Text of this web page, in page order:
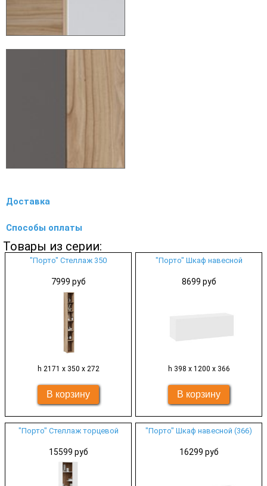
Доставка
Способы оплаты
Товары из серии:
"Порто" Стеллаж 350
7999 руб
h 2171 х 350 х 272
"Порто" Шкаф навесной
8699 руб
h 398 х 1200 х 366
"Порто" Стеллаж торцевой
15599 руб
"Порто" Шкаф навесной (366)
16299 руб